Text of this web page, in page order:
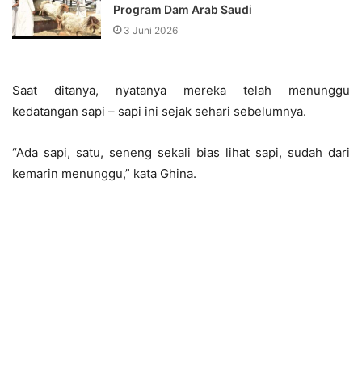
Program Dam Arab Saudi
3 Juni 2026
Saat ditanya, nyatanya mereka telah menunggu
kedatangan sapi – sapi ini sejak sehari sebelumnya.
“Ada sapi, satu, seneng sekali bias lihat sapi, sudah dari
kemarin menunggu,” kata Ghina.